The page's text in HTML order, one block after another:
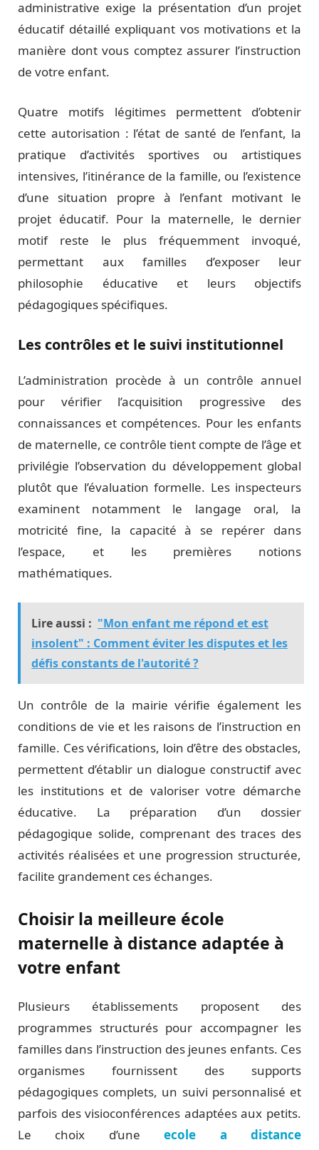
administrative exige la présentation d’un projet
éducatif détaillé expliquant vos motivations et la
manière dont vous comptez assurer l’instruction
de votre enfant.
Quatre motifs légitimes permettent d’obtenir
cette autorisation : l’état de santé de l’enfant, la
pratique d’activités sportives ou artistiques
intensives, l’itinérance de la famille, ou l’existence
d’une situation propre à l’enfant motivant le
projet éducatif. Pour la maternelle, le dernier
motif reste le plus fréquemment invoqué,
permettant aux familles d’exposer leur
philosophie éducative et leurs objectifs
pédagogiques spécifiques.
Les contrôles et le suivi institutionnel
L’administration procède à un contrôle annuel
pour vérifier l’acquisition progressive des
connaissances et compétences. Pour les enfants
de maternelle, ce contrôle tient compte de l’âge et
privilégie l’observation du développement global
plutôt que l’évaluation formelle. Les inspecteurs
examinent notamment le langage oral, la
motricité fine, la capacité à se repérer dans
l’espace, et les premières notions
mathématiques.
Lire aussi : "Mon enfant me répond et est
insolent" : Comment éviter les disputes et les
défis constants de l'autorité ?
Un contrôle de la mairie vérifie également les
conditions de vie et les raisons de l’instruction en
famille. Ces vérifications, loin d’être des obstacles,
permettent d’établir un dialogue constructif avec
les institutions et de valoriser votre démarche
éducative. La préparation d’un dossier
pédagogique solide, comprenant des traces des
activités réalisées et une progression structurée,
facilite grandement ces échanges.
Choisir la meilleure école
maternelle à distance adaptée à
votre enfant
Plusieurs établissements proposent des
programmes structurés pour accompagner les
familles dans l’instruction des jeunes enfants. Ces
organismes fournissent des supports
pédagogiques complets, un suivi personnalisé et
parfois des visioconférences adaptées aux petits.
Le choix d’uneecole a distance